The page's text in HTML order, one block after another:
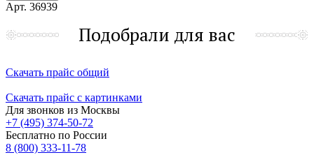
Арт. 36939
Подобрали для вас
Скачать прайс общий
Скачать прайс с картинками
Для звонков из Москвы
+7 (495) 374-50-72
Бесплатно по России
8 (800) 333-11-78